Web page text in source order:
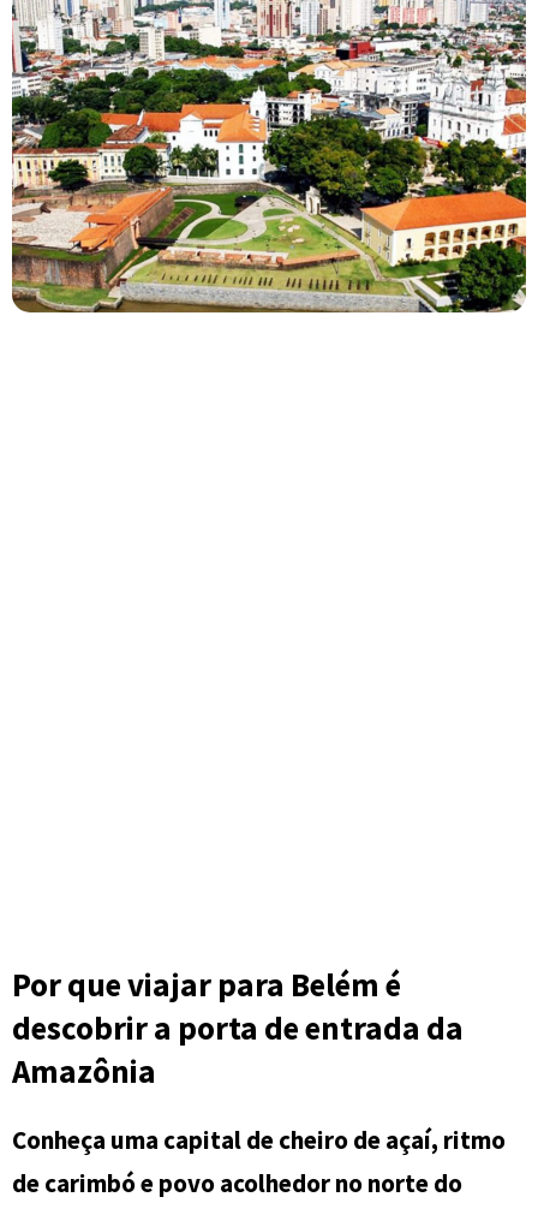
Por que viajar para Belém é
descobrir a porta de entrada da
Amazônia
Conheça uma capital de cheiro de açaí, ritmo
de carimbó e povo acolhedor no norte do